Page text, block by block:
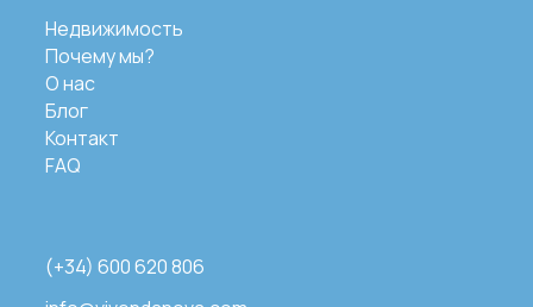
Недвижимость
Почему мы?
О нас
Блог
Контакт
FAQ
(+34) 600 620 806